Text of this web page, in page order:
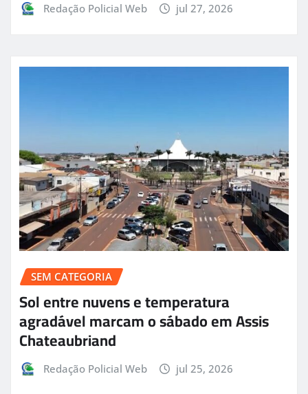
Redação Policial Web jul 27, 2026
SEM CATEGORIA
Sol entre nuvens e temperatura
agradável marcam o sábado em Assis
Chateaubriand
Redação Policial Web jul 25, 2026